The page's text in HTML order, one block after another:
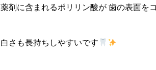
薬剤に含まれるポリリン酸が 歯の表面を
白さも長持ちしやすいです